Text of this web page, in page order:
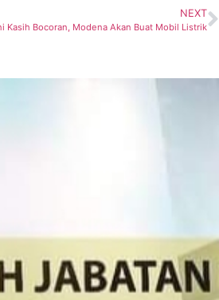
NEXT
Kasih Bocoran, Modena Akan Buat Mobil Listrik